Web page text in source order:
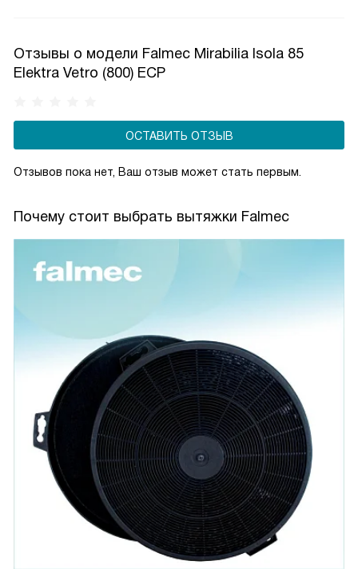
может гибко управлять мощностью вытяжки, снижая
энергопотребление и продлевая срок службы двигателя,
Отзывы о модели Falmec Mirabilia Isola 85
Elektra Vetro (800) ECP
ОСТАВИТЬ ОТЗЫВ
Отзывов пока нет, Ваш отзыв может стать первым.
Почему стоит выбрать вытяжки Falmec